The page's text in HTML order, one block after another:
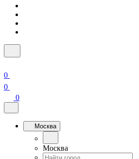
0
0
0
Москва
Москва